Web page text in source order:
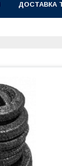
ДОСТАВКА